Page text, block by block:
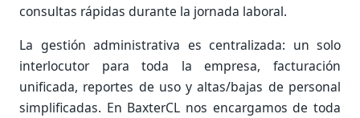
consultas rápidas durante la jornada laboral.
La gestión administrativa es centralizada: un solo
interlocutor para toda la empresa, facturación
unificada, reportes de uso y altas/bajas de personal
simplificadas. En BaxterCL nos encargamos de toda